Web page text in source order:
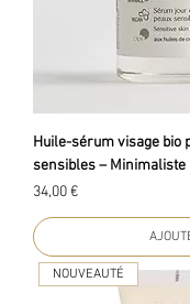
Huile-sérum visage bio
sensibles – Minimaliste
Prix
34,00 €
NOUVEAUTÉ